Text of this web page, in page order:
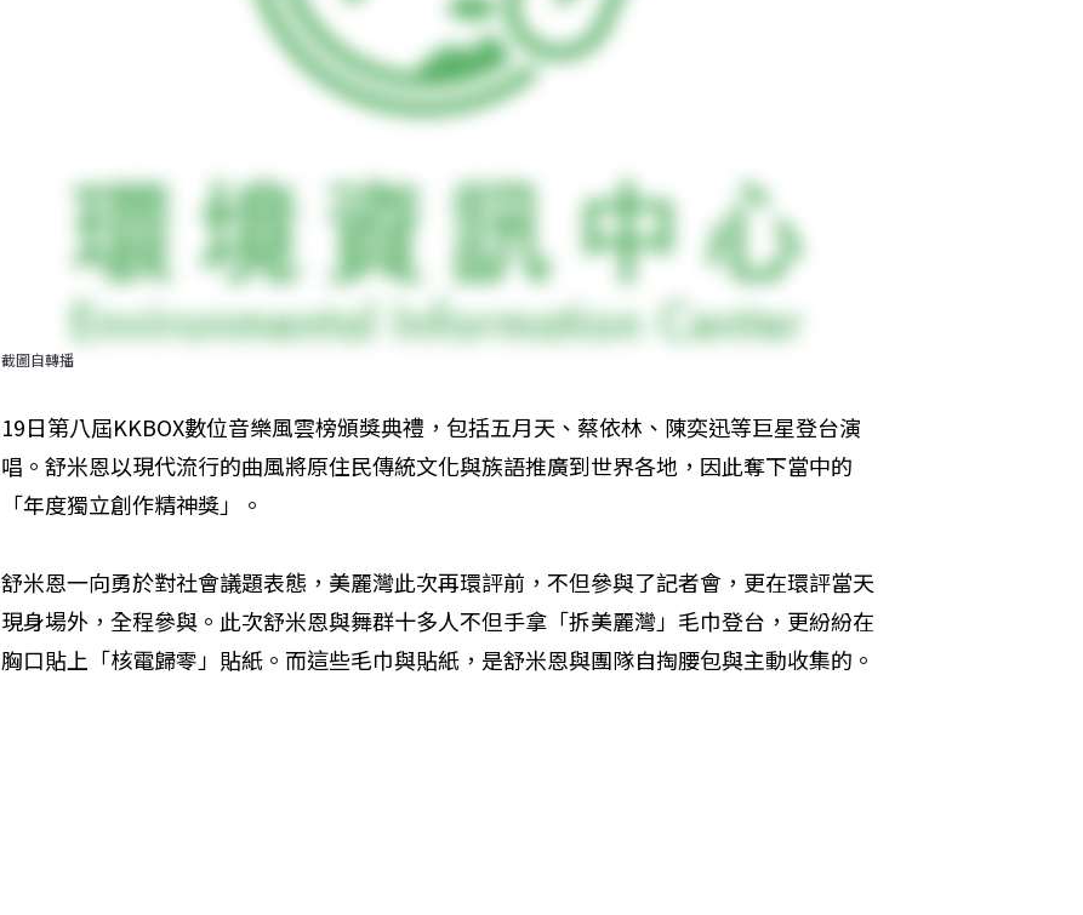
截圖自轉播
19日第八屆KKBOX數位音樂風雲榜頒獎典禮，包括五月天、蔡依林、陳奕迅等巨星登台演
唱。舒米恩以現代流行的曲風將原住民傳統文化與族語推廣到世界各地，因此奪下當中的
「年度獨立創作精神獎」。
舒米恩一向勇於對社會議題表態，美麗灣此次再環評前，不但參與了記者會，更在環評當天
現身場外，全程參與。此次舒米恩與舞群十多人不但手拿「拆美麗灣」毛巾登台，更紛紛在
胸口貼上「核電歸零」貼紙。而這些毛巾與貼紙，是舒米恩與團隊自掏腰包與主動收集的。